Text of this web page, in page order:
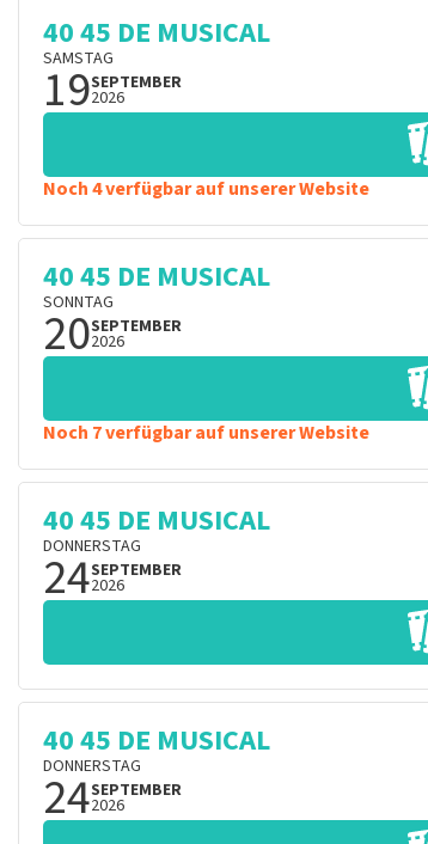
40 45 DE MUSICAL
SAMSTAG
19SEPTEMBER
2026
Noch 4 verfügbar auf unserer Website
40 45 DE MUSICAL
SONNTAG
20SEPTEMBER
2026
Noch 7 verfügbar auf unserer Website
40 45 DE MUSICAL
DONNERSTAG
24SEPTEMBER
2026
40 45 DE MUSICAL
DONNERSTAG
24SEPTEMBER
2026